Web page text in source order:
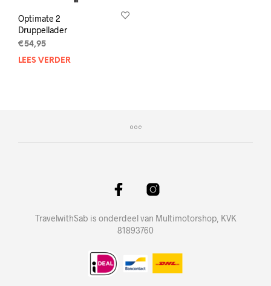
Optimate 2
Druppellader
€54,95
LEES VERDER
TravelwithSab is onderdeel van Multimotorshop, KVK
81893760